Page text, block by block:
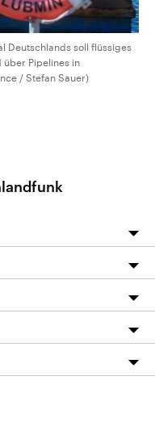
Deutschlands soll flüssiges
über Pipelines in
/ Stefan Sauer)